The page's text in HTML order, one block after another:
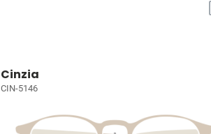
Cinzia
CIN-5146